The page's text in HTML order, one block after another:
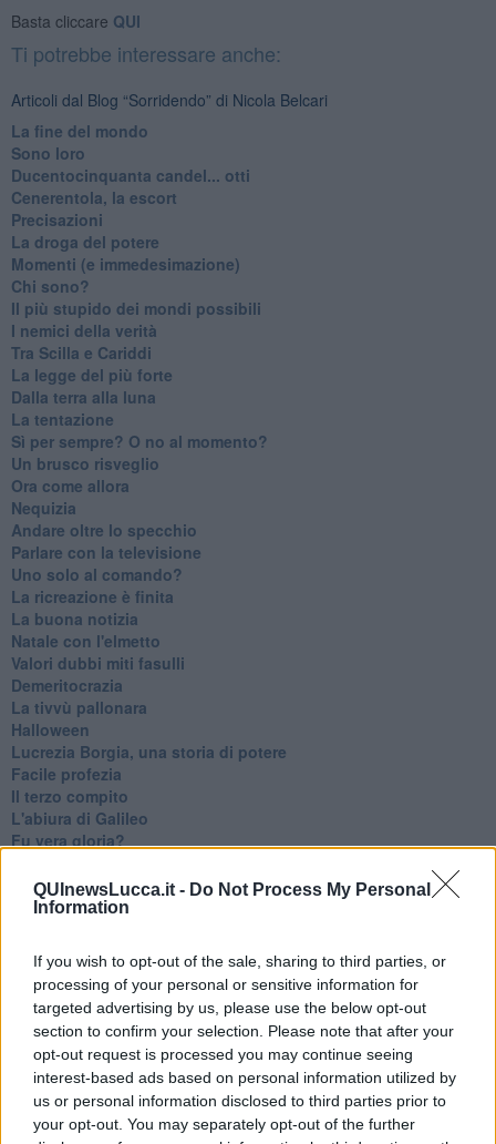
QUInewsLucca.it - Do Not Process My Personal
Information
If you wish to opt-out of the sale, sharing to third parties, or
processing of your personal or sensitive information for
targeted advertising by us, please use the below opt-out
section to confirm your selection. Please note that after your
opt-out request is processed you may continue seeing
interest-based ads based on personal information utilized by
us or personal information disclosed to third parties prior to
your opt-out. You may separately opt-out of the further
Basta cliccare QUI
Ti potrebbe interessare anche:
Articoli dal Blog “Sorridendo” di Nicola Belcari
La fine del mondo
Sono loro
Ducentocinquanta candel... otti
Cenerentola, la escort
Precisazioni
La droga del potere
Momenti (e immedesimazione)
Chi sono?
Il più stupido dei mondi possibili
I nemici della verità
Tra Scilla e Cariddi
La legge del più forte
Dalla terra alla luna
La tentazione
​Sì per sempre? O no al momento?
Un brusco risveglio
Ora come allora
Nequizia
Andare oltre lo specchio
Parlare con la televisione
Uno solo al comando?
La ricreazione è finita
La buona notizia
Natale con l'elmetto
Valori dubbi miti fasulli
Demeritocrazia
La tivvù pallonara
Halloween
​Lucrezia Borgia, una storia di potere
Facile profezia
Il terzo compito
L'abiura di Galileo
Fu vera gloria?
La truffa all'anziano
Alla fermata dell'autobus
Diseducazione televisiva e inerzia della politica
Foto storica
Esequie solenni
Nostalgia del sangue blu
Teste calde
Non avere e non essere
Armiamoci e... avviatevi
Da Capodanno a Carnevale
Schizzi di fango